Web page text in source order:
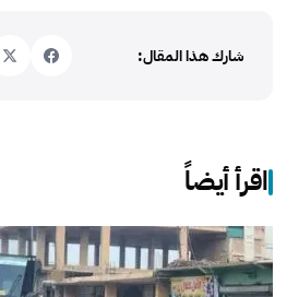
شارك هذا المقال:
اقرأ أيضاً